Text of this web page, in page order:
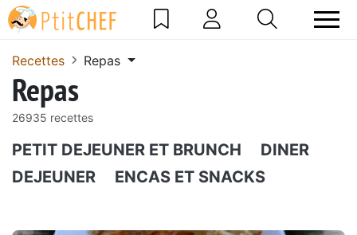
Recettes Repas
Repas
26935 recettes
PETIT DEJEUNER ET BRUNCH
DINER
DEJEUNER
ENCAS ET SNACKS